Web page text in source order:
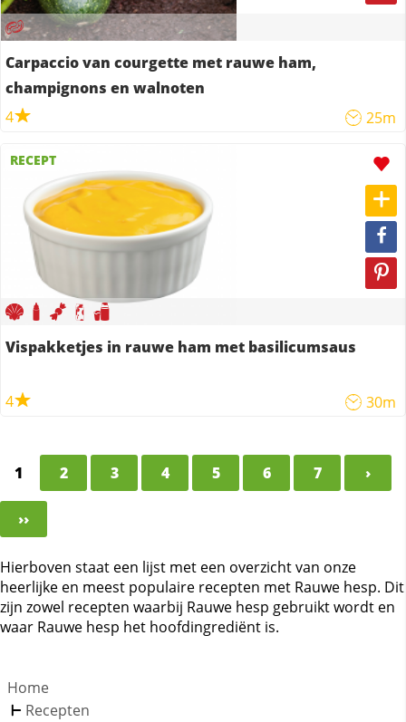
Carpaccio van courgette met rauwe ham,
champignons en walnoten
4
25m
RECEPT
Vispakketjes in rauwe ham met basilicumsaus
4 30m
1 2 3 4 5 6 7 ›
››
Hierboven staat een lijst met een overzicht van onze
heerlijke en meest populaire recepten met Rauwe hesp. Dit
zijn zowel recepten waarbij Rauwe hesp gebruikt wordt en
waar Rauwe hesp het hoofdingrediënt is.
Home
Recepten